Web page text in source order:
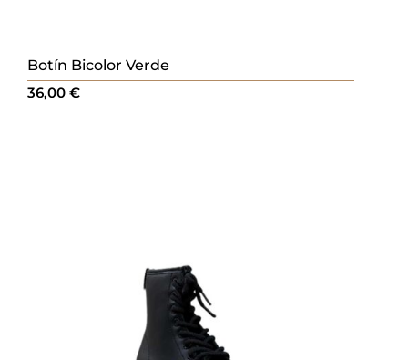
Botín Bicolor Verde
36,00€